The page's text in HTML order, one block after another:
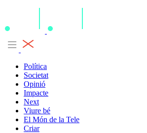
Política
Societat
Opinió
Impacte
Next
Viure bé
El Món de la Tele
Criar